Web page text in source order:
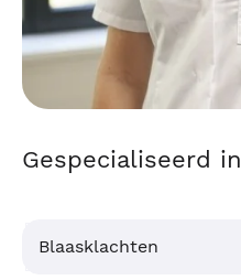
Gespecialiseerd in
Blaasklachten